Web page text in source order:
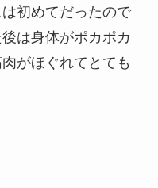
初めてだったので
は身体がポカポカ
がほぐれてとても